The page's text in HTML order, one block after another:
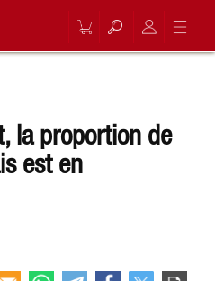
la proportion de
est en